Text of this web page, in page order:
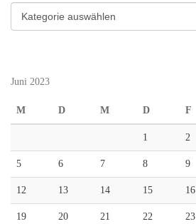
Kategorien
Juni 2023
M D M D F
1 2
5 6 7 8 9
12 13 14 15 16
19 20 21 22 23